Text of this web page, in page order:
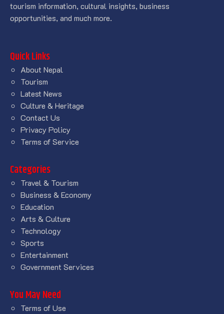
tourism information, cultural insights, business
opportunities, and much more.
Quick Links
About Nepal
Tourism
Latest News
Culture & Heritage
Contact Us
Privacy Policy
Terms of Service
Categories
Travel & Tourism
Business & Economy
Education
Arts & Culture
Technology
Sports
Entertainment
Government Services
You May Need
Terms of Use